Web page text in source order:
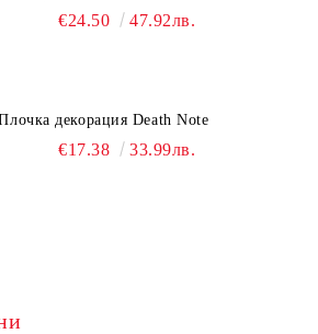
€24.50 47.92лв.
декорация Death Note
€17.38 33.99лв.